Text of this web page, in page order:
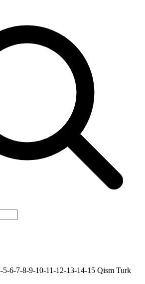
6-7-8-9-10-11-12-13-14-15 Qism Turk